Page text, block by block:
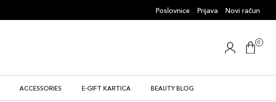
Poslovnice Prijava Novi račun
0
ACCESSORIES E-GIFT KARTICA BEAUTY BLOG